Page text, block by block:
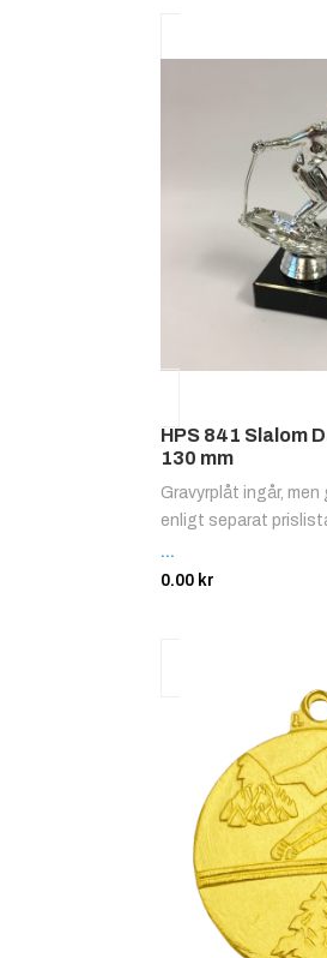
HPS 841 Slalom
130 mm
Gravyrplåt ingår, men
enligt separat
...
0.00 kr